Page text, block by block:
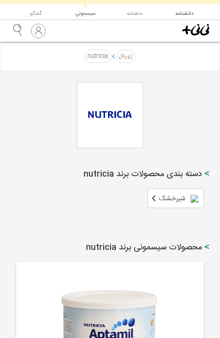
دانشنامه ماهنامه سیسمونی
▼ گفتگو
ژورنال nutricia
دسته بندی محصولات برند nutricia
شیرخشک
محصولات سیسمونی برند nutricia